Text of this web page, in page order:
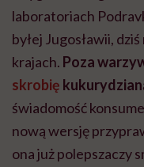
laboratoriach
byłej Jugosławii,
krajach. Poza
skrobię
świadomość
nową wersję
ona już polepszaczy